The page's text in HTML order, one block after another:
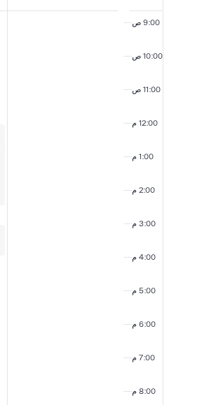
الذي
يبدأ
في
الفعاليات
9:00 ص
10:00 ص
11:00 ص
12:00 م
1:00 م
2:00 م
3:00 م
4:00 م
5:00 م
6:00 م
7:00 م
8:00 م